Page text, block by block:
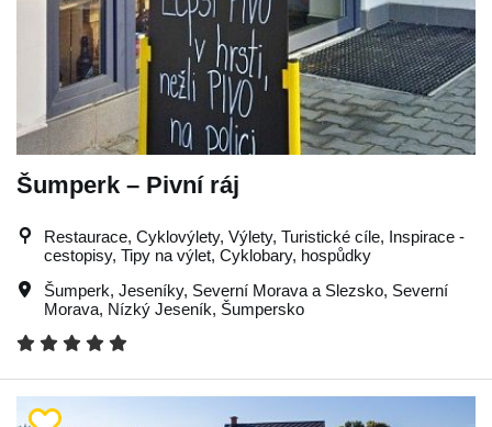
Šumperk – Pivní ráj
Restaurace, Cyklovýlety, Výlety, Turistické cíle, Inspirace -
cestopisy, Tipy na výlet, Cyklobary, hospůdky
Šumperk, Jeseníky, Severní Morava a Slezsko, Severní
Morava, Nízký Jeseník, Šumpersko